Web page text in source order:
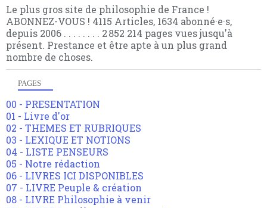
Le plus gros site de philosophie de France !
ABONNEZ-VOUS ! 4115 Articles, 1634 abonné·e·s,
depuis 2006 . . . . . . . . 2 852 214 pages vues jusqu'à
présent. Prestance et être apte à un plus grand
nombre de choses.
PAGES
00 - PRESENTATION
01 - Livre d'or
02 - THEMES ET RUBRIQUES
03 - LEXIQUE ET NOTIONS
04 - LISTE PENSEURS
05 - Notre rédaction
06 - LIVRES ICI DISPONIBLES
07 - LIVRE Peuple & création
08 - LIVRE Philosophie à venir